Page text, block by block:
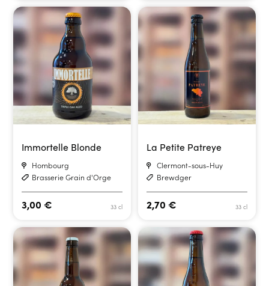
Immortelle Blonde
Hombourg
Brasserie Grain d'Orge
33 cl
3,00€
La Petite Patreye
Clermont-sous-Huy
Brewdger
33 cl
2,70 €